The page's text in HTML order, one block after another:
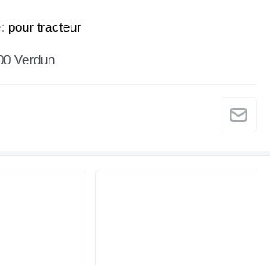
pour tracteur
Verdun